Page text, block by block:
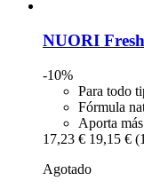
NUORI
-10%
Para todo
Fórmula
Aporta
17,23 € 19,15 €
Agotado